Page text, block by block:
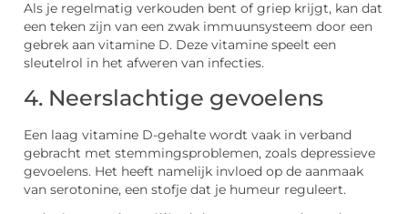
Als je regelmatig verkouden bent of griep krijgt, kan dat
een teken zijn van een zwak immuunsysteem door een
gebrek aan vitamine D. Deze vitamine speelt een
sleutelrol in het afweren van infecties.
4. Neerslachtige gevoelens
Een laag vitamine D-gehalte wordt vaak in verband
gebracht met stemmingsproblemen, zoals depressieve
gevoelens. Het heeft namelijk invloed op de aanmaak
van serotonine, een stofje dat je humeur reguleert.